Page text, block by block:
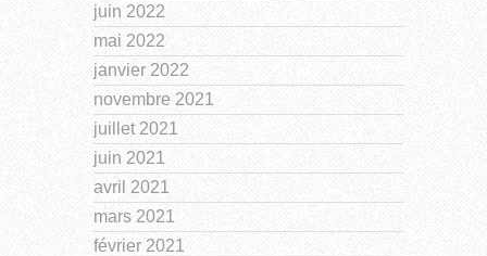
juin 2022
mai 2022
janvier 2022
novembre 2021
juillet 2021
juin 2021
avril 2021
mars 2021
février 2021